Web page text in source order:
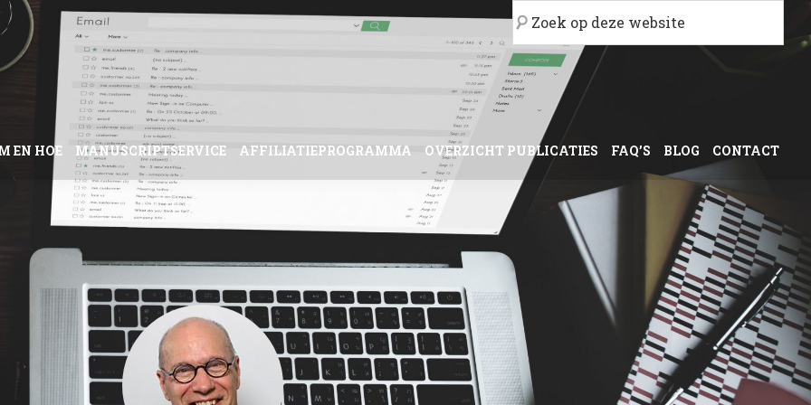
Zoek
op
deze
website
EN HOE MANUSCRIPTSERVICE AFFILIATIEPROGRAMMA OVERZICHT PUBLICATIES FAQ’S BLOG CONTACT